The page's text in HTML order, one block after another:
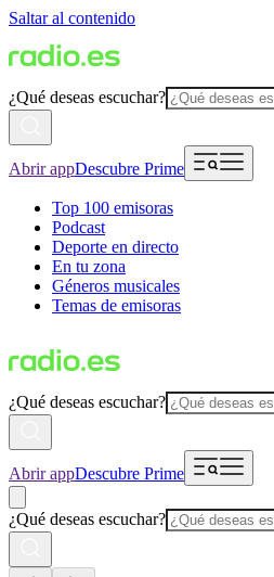
Saltar al contenido
¿Qué deseas escuchar?
Abrir appDescubre Prime
Top 100 emisoras
Podcast
Deporte en directo
En tu zona
Géneros musicales
Temas de emisoras
¿Qué deseas escuchar?
Abrir appDescubre Prime
¿Qué deseas escuchar?